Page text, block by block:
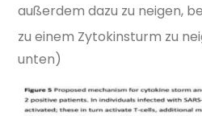
außerdem dazu zu neigen,
zu einem Zytokinsturm zu
unten)